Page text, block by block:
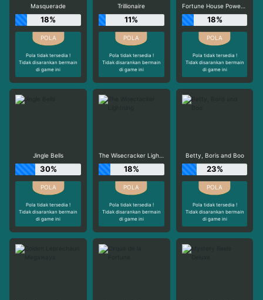
Masquerade
18%
Pola tidak tersedia !
Tidak disarankan bermain
di game ini
Trillionaire
11%
Pola tidak tersedia !
Tidak disarankan bermain
di game ini
Fortune House Power Reels
18%
Pola tidak tersedia !
Tidak disarankan bermain
di game ini
Jingle Bells
30%
Pola tidak tersedia !
Tidak disarankan bermain
di game ini
The Wisecracker Lightning
18%
Pola tidak tersedia !
Tidak disarankan bermain
di game ini
Betty, Boris and Boo
23%
Pola tidak tersedia !
Tidak disarankan bermain
di game ini